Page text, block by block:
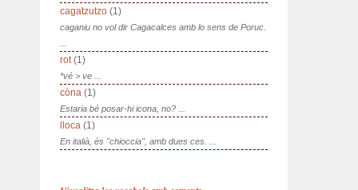
cagatzutzo (1)
caganiu no vol dir Cagacalces amb lo sens de Poruc.
rot(1)
*vé > ve ...
còna (1)
Estaria bé posar-hi icona, no? ...
lloca (1)
En italià, és "chioccia", amb dues ces. ...